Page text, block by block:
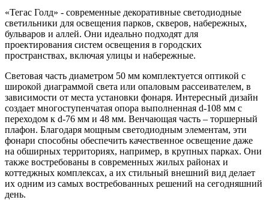
«Тегас Голд» - современные декоративные светодиодные
светильники для освещения парков, скверов, набережных,
бульваров и аллей. Они идеально подходят для
проектирования систем освещения в городских
пространствах, включая улицы и набережные.
Световая часть диаметром 50 мм комплектуется оптикой с
широкой диаграммой света или опаловым рассеивателем, в
зависимости от места установки фонаря. Интересный дизайн
создает многоступенчатая опора выполненная d-108 мм с
переходом к d-76 мм и 48 мм. Венчающая часть – торшерный
плафон. Благодаря мощным светодиодным элементам, эти
фонари способны обеспечить качественное освещение даже
на обширных территориях, например, в крупных парках. Они
также востребованы в современных жилых районах и
коттеджных комплексах, а их стильный внешний вид делает
их одним из самых востребованных решений на сегодняшний
день.